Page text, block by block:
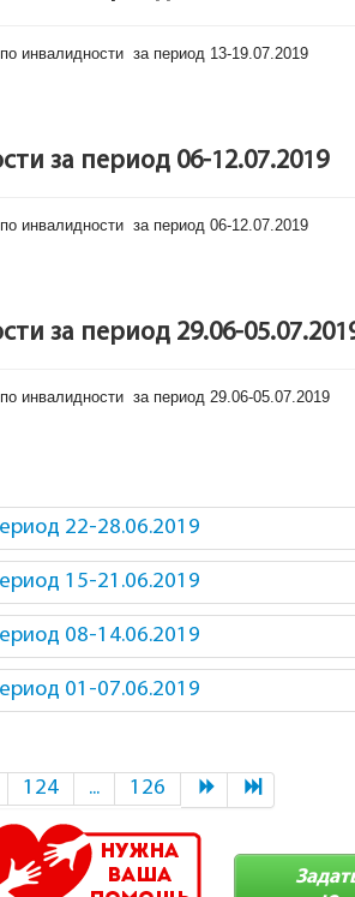
инвалидности за период 13-19.07.2019
за период 06-12.07.2019
инвалидности за период 06-12.07.2019
за период 29.06-
за период 29.06-05.07.2019
22-28.06.2019
15-21.06.2019
08-14.06.2019
01-07.06.2019
124 ... 126